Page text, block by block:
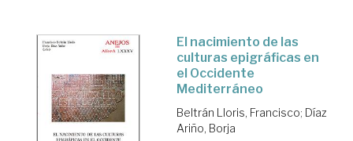
El nacimiento de las
culturas epigráficas en
el Occidente
Mediterráneo
Beltrán Lloris, Francisco; Díaz
Ariño, Borja